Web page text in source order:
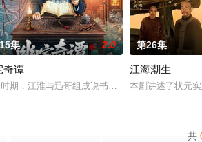
卷入了一场跨越十年的惊天阴谋。这纸人身上
林知夏忽然对他说：“江逾白，我喜欢你，哲学
集 2.0
奇谭
期，江淮与迅哥组成说书班子，偶遇“白天人住
第26集
江海潮生
本剧讲述了状元
共